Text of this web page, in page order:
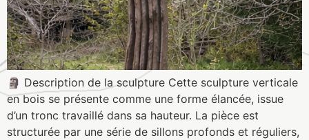
🗿 Description de la sculpture Cette sculpture verticale
en bois se présente comme une forme élancée, issue
d’un tronc travaillé dans sa hauteur. La pièce est
structurée par une série de sillons profonds et réguliers,